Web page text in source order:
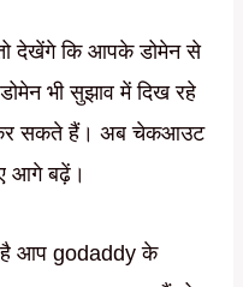
देखेंगे कि आपके डोमेन से
भी सुझाव में दिख रहे
कर सकते हैं। अब चेकआउट
आगे बढ़ें।
है आप godaddy के